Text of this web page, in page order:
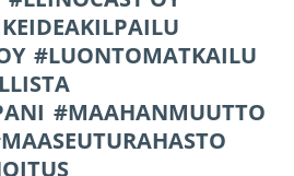
LUONTOMATKAILU
MAAHANMUUTTO
MAASEUTURAHASTO